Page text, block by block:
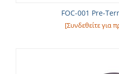
FOC-001 Pre-
[Συνδεθείτε για